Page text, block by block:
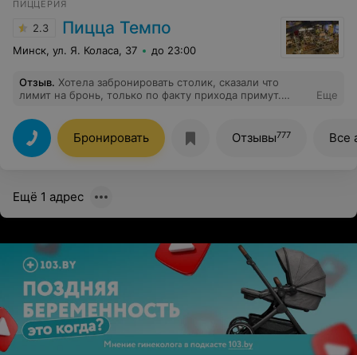
ПИЦЦЕРИЯ
2.3 Пицца Темпо
Минск, ул. Я. Коласа, 37 до 23:00
Отзыв. Хотела забронировать столик, сказали что
лимит на бронь, только по факту прихода примут.
принесли ,напитки ждали минут 15. Больше сюда не
пойде, несмотря на то, что пицца вкусная.
Еще
Бронировать Отзывы777 Все
Ещё 1 адрес